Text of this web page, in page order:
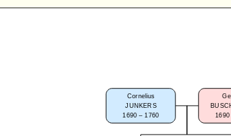
1690
Cornelius
JUNKERS
1690 – 1760